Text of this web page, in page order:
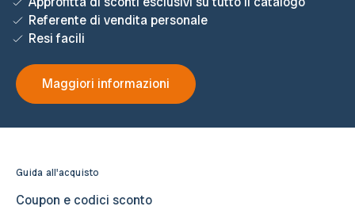
Referente di vendita personale
Resi facili
Maggiori informazioni
Guida all'acquisto
Coupon e codici sconto